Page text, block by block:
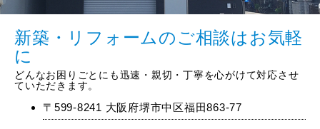
新築・リフォームのご相談はお気軽
に
どんなお困りごとにも迅速・親切・丁寧を心がけて対応させ
ていただきます。
〒599-8241 大阪府堺市中区福田863-77